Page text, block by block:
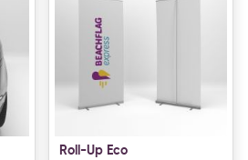
Roll-Up Eco